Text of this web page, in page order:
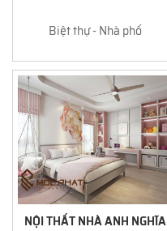
Biệt thự - Nhà phố
NỘI THẤT NHÀ ANH NGHĨA